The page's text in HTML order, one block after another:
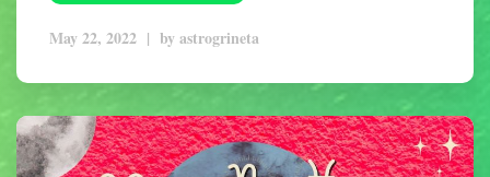
May 22, 2022 | byastrogrineta